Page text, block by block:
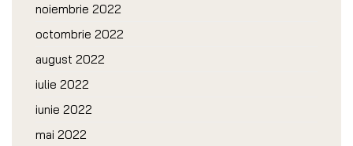
noiembrie 2022
octombrie 2022
august 2022
iulie 2022
iunie 2022
mai 2022